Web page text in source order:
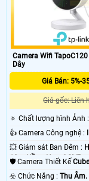
1.980.000 VNĐ
🌟️ Thị trường camera
cũng có nhiều nơi bán
hổ trợ tốt là điều ưu tiên
wifi trên mạng xã hội
bởi liên quan nhiều đến
trợ khách hàng 🌀
Camera Wifi
Dây
Giá Bán: 5%-
Giá gốc: Liên
🔅 Chất lượng hình Ảnh :
👍 Camera Công nghệ :
💥 Giám sát Ban Đêm :
10m Hồng Ngoại SMD.
🛡 Camera Thiết Kế
️☣️ Chức Năng : Thu Âm.